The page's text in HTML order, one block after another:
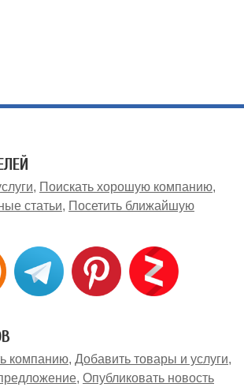
Поискать хорошую компанию
статьи
Посетить ближайшую
компанию Добавить товары и услуги
Опубликовать новость